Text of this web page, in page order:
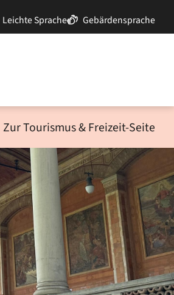
Leichte Sprache Gebärdensprache
Zur Tourismus & Freizeit-Seite